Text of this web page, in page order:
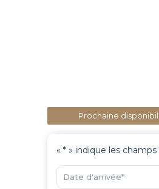
Prochaine
« * » indique les champs
Date d'arrivée*